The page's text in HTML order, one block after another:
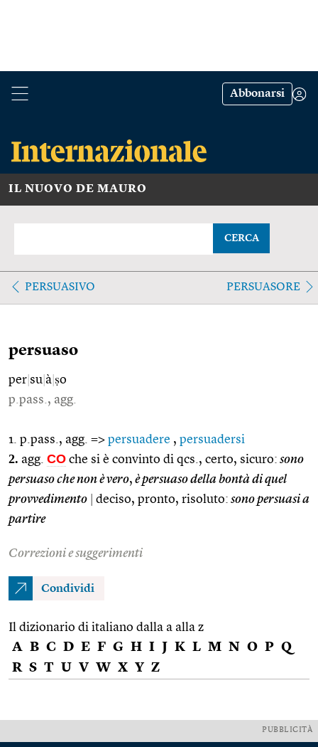
Abbonarsi
IL NUOVO DE MAURO
CERCA
PERSUASIVO PERSUASORE
persuaso
per su à ṣo
p.pass., agg.
1. p.pass., agg. => persuadere , persuadersi
2. agg. CO che si è convinto di qcs., certo, sicuro: sono
persuaso che non è vero, è persuaso della bontà di quel
provvedimento
deciso, pronto, risoluto: sono persuasi a
partire
Correzioni e suggerimenti
Condividi
Il dizionario di italiano dalla a alla z
A B C D E F G H I J K L M N O P Q
R S T U V W X Y Z
PUBBLICITÀ